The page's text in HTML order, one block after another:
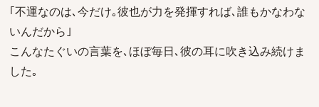
｢不運なのは､今だけ｡彼也が力を発揮すれば､誰もかなわな
いんだから｣
こんなたぐいの言葉を､ほぼ毎日､彼の耳に吹き込み続けま
した｡